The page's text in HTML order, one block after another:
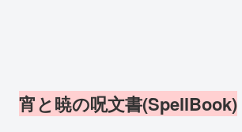
宵と暁の呪文書(SpellBook)